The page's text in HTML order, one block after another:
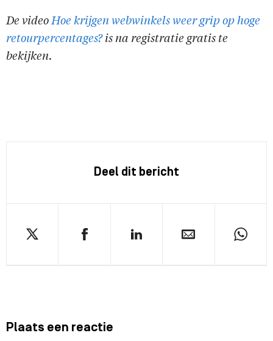
De video Hoe krijgen webwinkels weer grip op hoge
retourpercentages?is na registratie gratis te
bekijken.
Deel dit bericht
Plaats een reactie